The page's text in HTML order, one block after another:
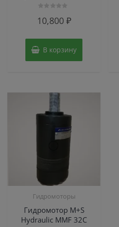
010,800 ₽
В корзину
Гидромоторы
Гидромотор M+S
Hydraulic MMF 32C